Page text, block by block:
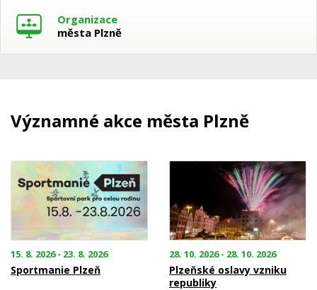
Organizace
města Plzně
Významné akce města Plzně
15. 8. 2026 - 23. 8. 2026
Sportmanie Plzeň
28. 10. 2026 - 28. 10. 2026
Plzeňské oslavy vzniku
republiky